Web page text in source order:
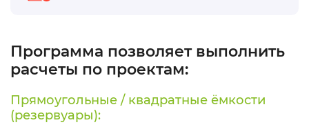
Программа позволяет выполнить
расчеты по проектам:
Прямоугольные / квадратные ёмкости
(резервуары):